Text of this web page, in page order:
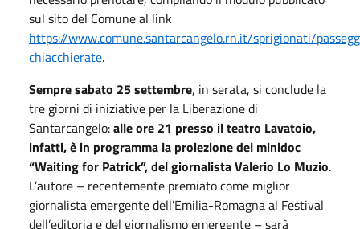
sul sito del Comune al link
https://www.comune.santarcangelo.rn.it/sprigionati/
chiacchierate.
Sempre sabato 25 settembre, in serata, si conclude la
tre giorni di iniziative per la Liberazione di
Santarcangelo:alle ore 21 presso il teatro Lavatoio,
infatti, è in programma la proiezione del minidoc
“Waiting for Patrick”, del giornalista Valerio Lo Muzio.
L’autore – recentemente premiato come miglior
giornalista emergente dell’Emilia-Romagna al Festival
dell’editoria e del giornalismo emergente – sarà